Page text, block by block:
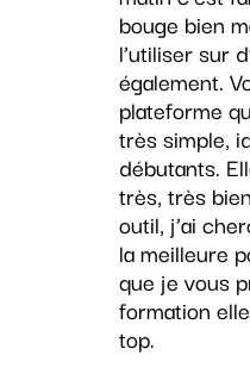
bouge bien
l’utiliser sur
également.
plateforme
très simple,
débutants.
très, très
outil, j’ai
la meilleure
que je vous
formation
top.